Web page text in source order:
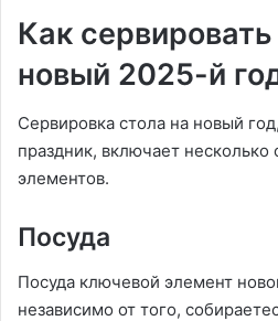
Как
новый 2025-й
Сервировка стола на новый
праздник, включает несколько
элементов.
Посуда
Посуда ключевой элемент
независимо от того,